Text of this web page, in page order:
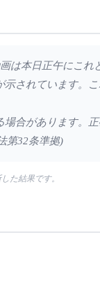
は本日正午にこ
されています。
合があります。
第32条準拠)
た結果です。